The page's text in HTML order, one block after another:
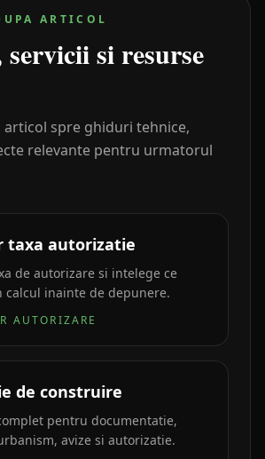
ARTICOL
si resurse
articol spre ghiduri tehnice,
relevante pentru urmatorul
taxa autorizatie
de autorizare si intelege ce
calcul inainte de depunere.
AUTORIZARE
de construire
pentru documentatie,
avize si autorizatie.